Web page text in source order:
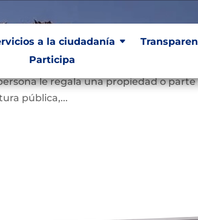
a la ciudadanía
Participa
a la ciudadanía
Participa
convierta en dueña de una vivienda,
le regala una propiedad o parte
pública,...